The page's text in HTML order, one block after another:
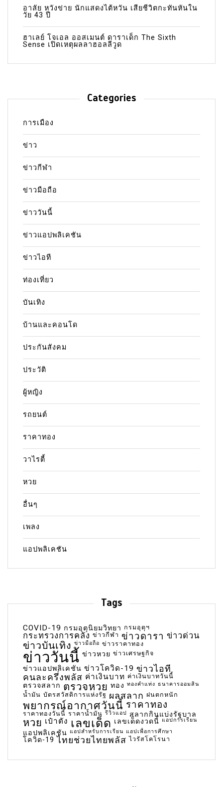
อาลัย หวังข่าย นักแสดงไต้หวัน เสียชีวิตกะทันหันใน
วัย 43 ปี
ฮาเลย์ โจเอล ออสเมนต์ ดาราเด็ก The Sixth
Sense เปิดเหตุผลลาฮอลลีวูด
Categories
การเมือง
ข่าว
ข่าวกีฬา
ข่าวมือถือ
ข่าววันนี้
ข่าวแอปพลิเคชัน
ข่าวไอที
ท่องเที่ยว
บันเทิง
บ้านและคอนโด
ประกันสังคม
ประวัติ
ผู้หญิง
รถยนต์
ราคาทอง
วาไรตี้
หวย
อื่นๆ
เพลง
แอปพลิเคชัน
Tags
COVID-19 กรมอุตุนิยมวิทยา กรมอุตุฯ
กระทรวงการคลัง ข่าวกีฬา ข่าวดารา ข่าวด่วน
ข่าวบันเทิง ข่าวมือถือ ข่าวราคาทอง
ข่าววันนี้ ข่าวหวย ข่าวเศรษฐกิจ
ข่าวแอปพลิเคชัน ข่าวโควิด-19 ข่าวไอที
คนละครึ่งพลัส ค่าเงินบาท ค่าเงินบาทวันนี้
ตรวจสลาก ตรวจหวย ทอง ทองคำแท่ง ธนาคารออมสิน
น้ำมัน บัตรสวัสดิการแห่งรัฐ ผลสลาก ฝนตกหนัก
พยากรณ์อากาศวันนี้ ราคาทอง
ราคาทองวันนี้ ราคาน้ำมัน รีวิวแอป สลากกินแบ่งรัฐบาล
หวย เป๋าตัง เลขเด็ด เลขเด็ดงวดนี้ แอปการเรียน
แอปพลิเคชัน แอปสำหรับการเรียน แอปเพื่อการศึกษา
โควิด-19 ไทยช่วยไทยพลัส ไวรัสโคโรนา